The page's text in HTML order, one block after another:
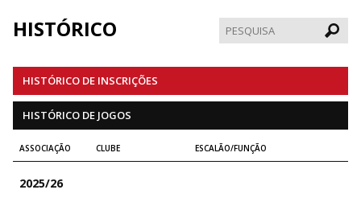
HISTÓRICO
HISTÓRICO DE INSCRIÇÕES
HISTÓRICO DE JOGOS
ASSOCIAÇÃO CLUBE ESCALÃO/FUNÇÃO
2025/26